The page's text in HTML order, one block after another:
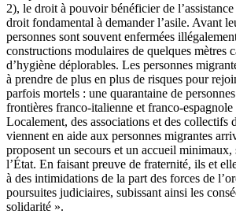
2), le droit à pouvoir bénéficier de
droit fondamental à demander l’asile. Avant
personnes sont souvent enfermées
constructions modulaires de quelques mètres
d’hygiène déplorables. Les personnes
à prendre de plus en plus de risques pour
parfois mortels : une quarantaine de
frontières franco-italienne et franco-espagnole
Localement, des associations et des collectifs
viennent en aide aux personnes migrantes
proposent un secours et un accueil minimaux,
l’État. En faisant preuve de fraternité, ils et
à des intimidations de la part des forces de
poursuites judiciaires, subissant ainsi les
solidarité ».